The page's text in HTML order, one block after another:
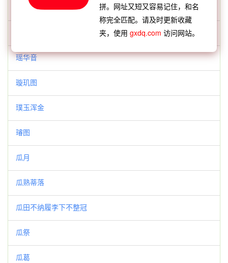
瑶华音
璇玑图
璞玉浑金
璿图
瓜月
瓜熟蒂落
瓜田不纳履李下不整冠
瓜祭
瓜葛
拼。网址又短又容易记住，和名
称完全匹配。请及时更新收藏
夹，使用gxdq.com 访问网站。